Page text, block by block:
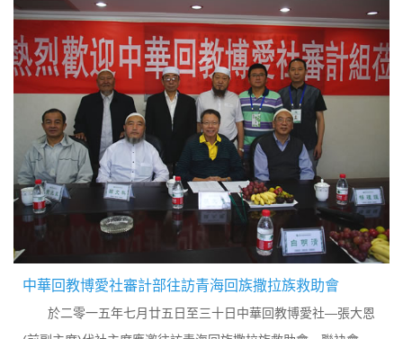
中華回教博愛社審計部往訪青海回族撒拉族救助會
於二零一五年七月廿五日至三十日中華回教博愛社—張大恩